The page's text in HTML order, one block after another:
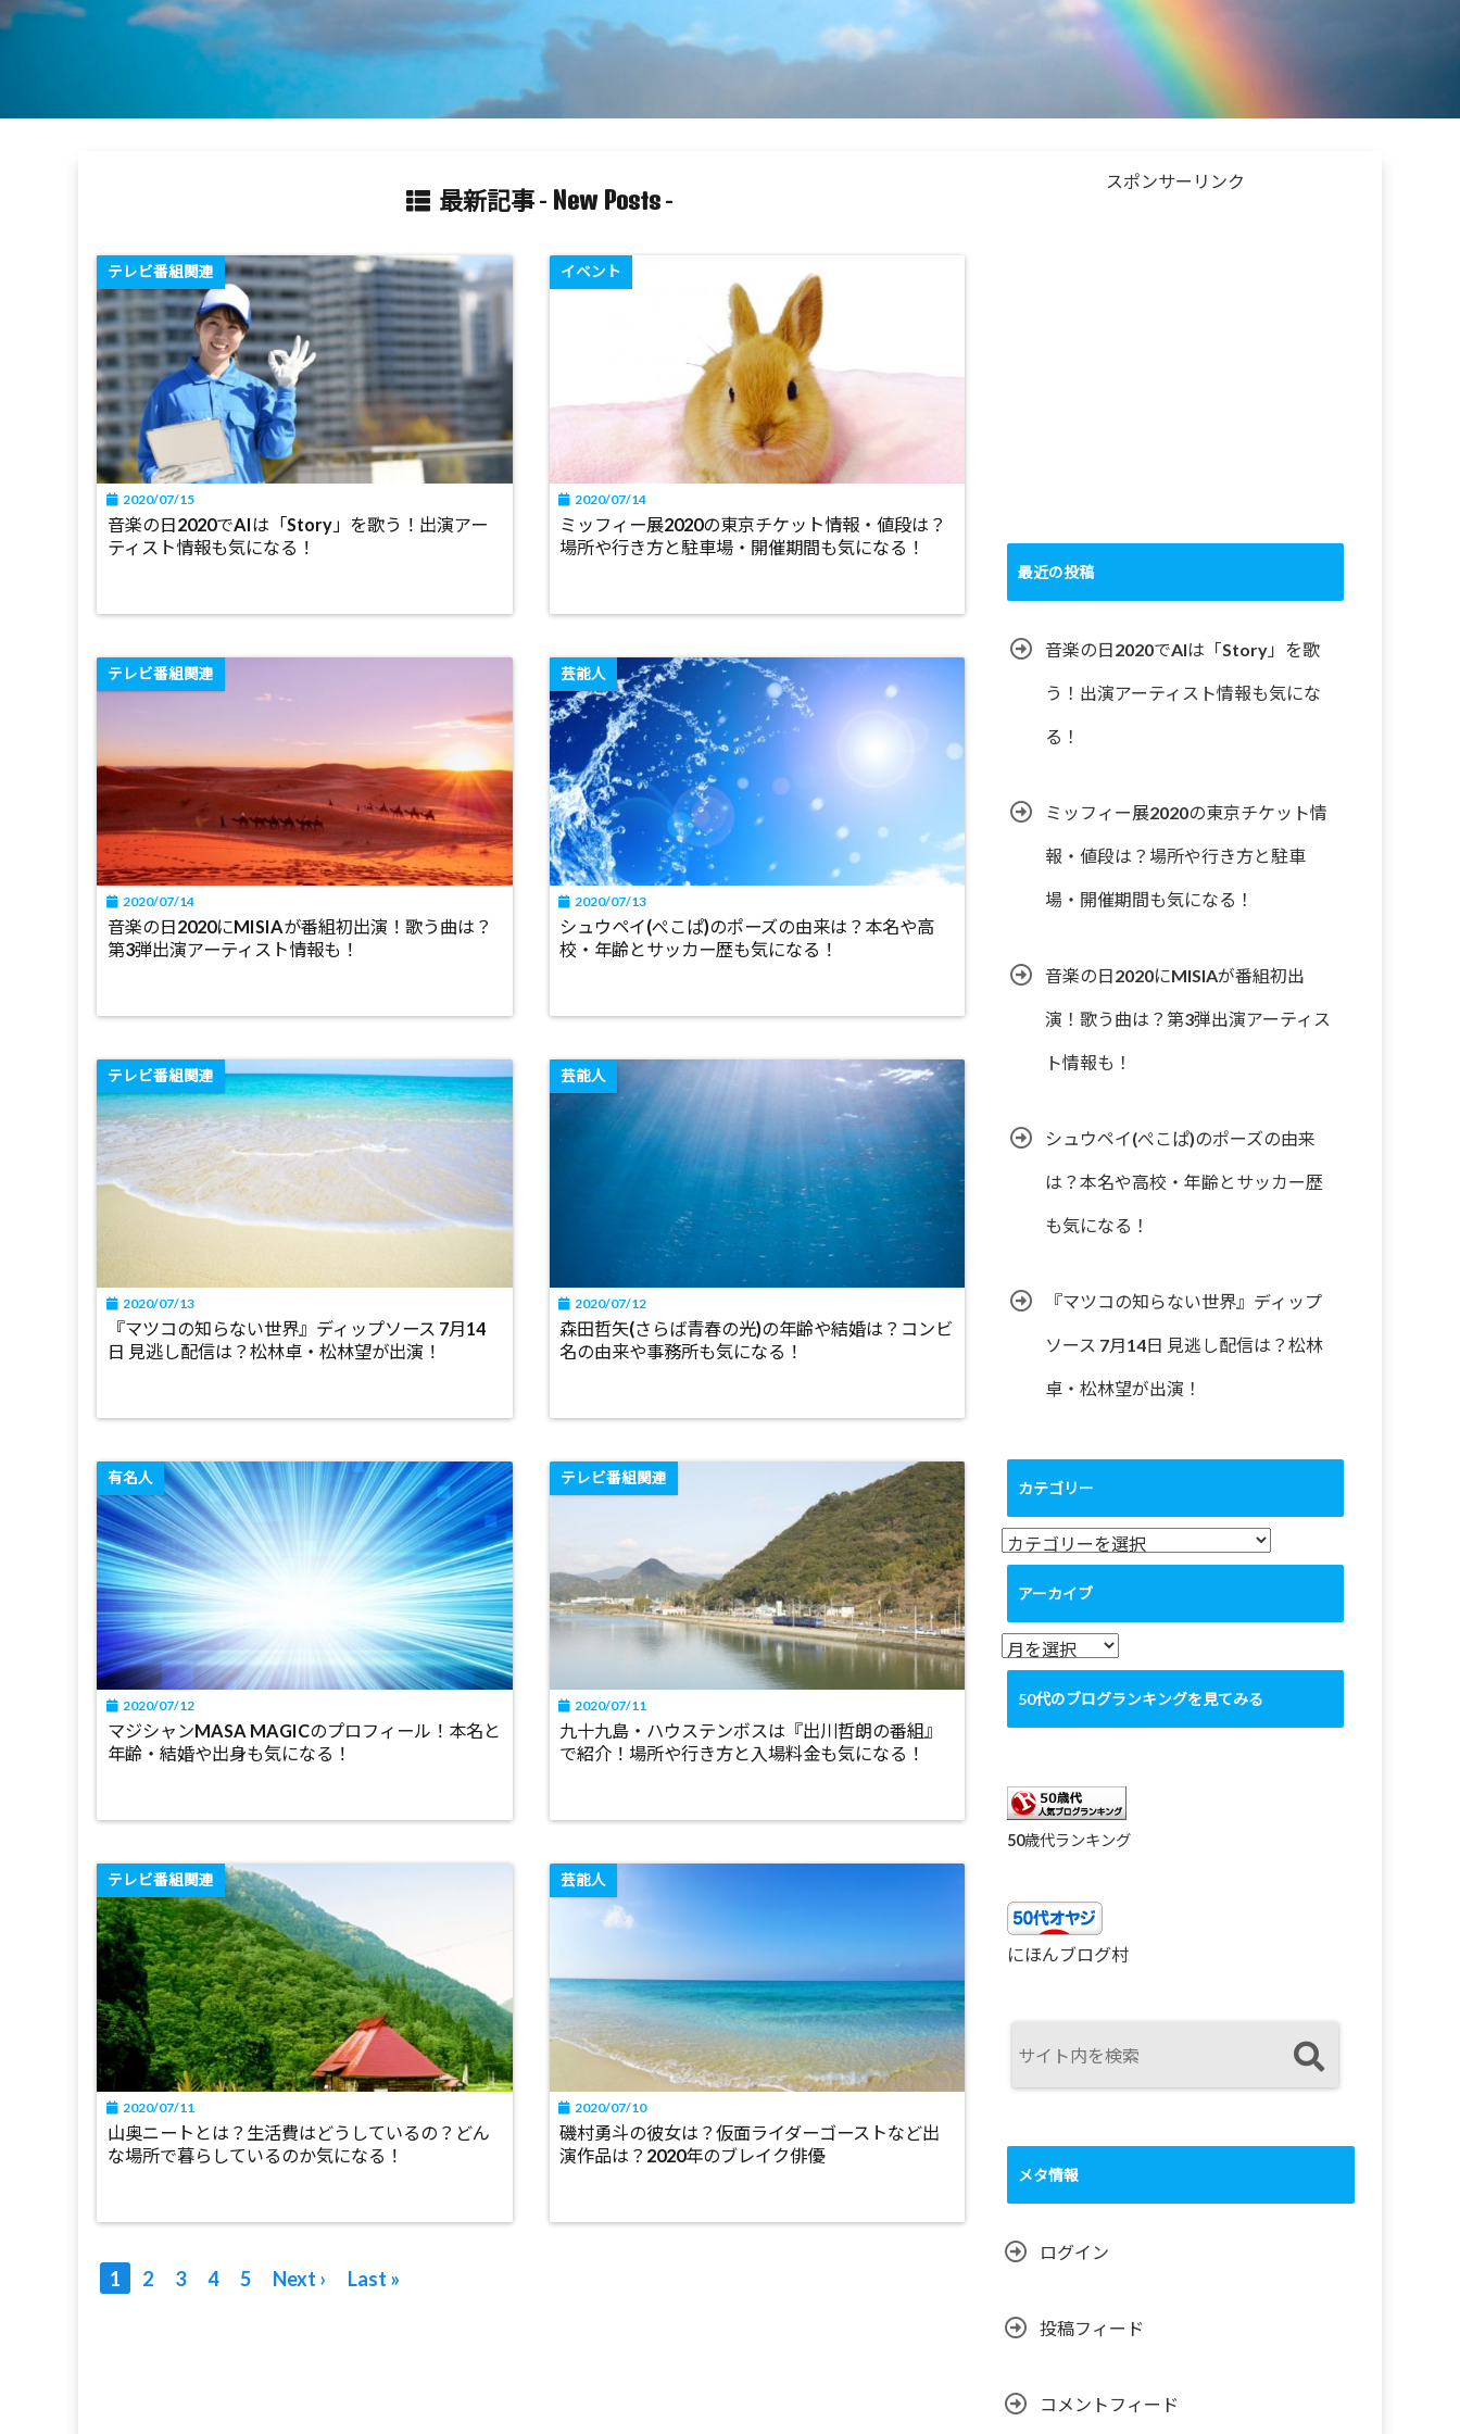
最新記事 - New Posts-
テレビ番組関連
2020/07/15
音楽の日2020でAIは「Story」を歌う！出演アー
ティスト情報も気になる！
イベント
2020/07/14
ミッフィー展2020の東京チケット情報・値段は？
場所や行き方と駐車場・開催期間も気になる！
テレビ番組関連
2020/07/14
音楽の日2020にMISIAが番組初出演！歌う曲は？
第3弾出演アーティスト情報も！
芸能人
2020/07/13
シュウペイ(ぺこぱ)のポーズの由来は？本名や高
校・年齢とサッカー歴も気になる！
テレビ番組関連
2020/07/13
『マツコの知らない世界』ディップソース 7月14
日 見逃し配信は？松林卓・松林望が出演！
芸能人
2020/07/12
森田哲矢(さらば青春の光)の年齢や結婚は？コンビ
名の由来や事務所も気になる！
有名人
2020/07/12
マジシャンMASA MAGICのプロフィール！本名と
年齢・結婚や出身も気になる！
テレビ番組関連
2020/07/11
九十九島・ハウステンボスは『出川哲朗の番組』
で紹介！場所や行き方と入場料金も気になる！
テレビ番組関連
2020/07/11
山奥ニートとは？生活費はどうしているの？どん
な場所で暮らしているのか気になる！
芸能人
2020/07/10
磯村勇斗の彼女は？仮面ライダーゴーストなど出
演作品は？2020年のブレイク俳優
1 2 3 4 5 Next › Last »
スポンサーリンク
最近の投稿
音楽の日2020でAIは「Story」を歌
う！出演アーティスト情報も気にな
る！
ミッフィー展2020の東京チケット情
報・値段は？場所や行き方と駐車
場・開催期間も気になる！
音楽の日2020にMISIAが番組初出
演！歌う曲は？第3弾出演アーティス
ト情報も！
シュウペイ(ぺこぱ)のポーズの由来
は？本名や高校・年齢とサッカー歴
も気になる！
『マツコの知らない世界』ディップ
ソース 7月14日 見逃し配信は？松林
卓・松林望が出演！
カテゴリー
カ
テ
リ
ー
アーカイブ
ア
ー
イ
50代のブログランキングを見てみる
50歳代ランキング
にほんブログ村
メタ情報
ログイン
投稿フィード
コメントフィード